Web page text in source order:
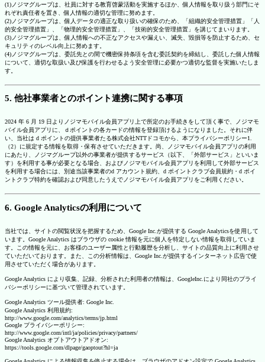
(1)ノジマグループは、社員に対する教育啓蒙活動を実施するほか、個人情報を取り扱う部門にそ
れぞれ責任者を置き、個人情報の適切な管理に努めます。
(2)ノジマグループは、個人データの適正な取り扱いの確保のため、「組織的安全管理措置」「人
的安全管理措置」、「物理的安全管理措置」、「技術的安全管理措置」を講じてまいります。
(3)ノジマグループは、個人情報への不正なアクセスや漏えい、滅失、毀損等を防止するため、セ
キュリティのレベル向上に努めます。
(4)ノジマグループは、委託先との間で機密保持条項を含む委託契約を締結し、委託した個人情報
について、適切な取扱い及び保護を行わせるよう安全管理に必要かつ適切な監督を実施いたしま
す。
5. 他社事業者とのポイント連携に関する事項
2024 年 6 月 19 日よりノジマモバイル会員アプリ上で所定のお手続きをして頂く事で、ノジマモ
バイル会員アプリに、ｄポイントの各カードの情報を登録頂けるようになりました。それに伴
い、当社は d ポイントの提供事業者たる株式会社NTTドコモから、本プライバシーポリシー1.
（2）に規定する情報を取得・保有させていただきます。尚、ノジマモバイル会員アプリの利用
にあたり、ノジマグループ以外の事業者が提供するサービス（以下、「外部サービス」といいま
す）を利用する事が必要となる場合、およびノジマモバイル会員アプリを利用して外部サービス
を利用する場合には、別途当該事業者のd アカウント規約、d ポイントクラブ会員規約・d ポイ
ントクラブ特約を確認および同意したうえでノジマモバイル会員アプリをご利用ください。
6. Google Analyticsの利用について
当社では、サイトの閲覧状況を把握するため、Google Inc.が提供する Google Analyticsを使用して
います。Google Analytics はブラウザの cookie 情報を元に個人を特定しない情報を取得していま
す。この情報を元に、お客様のユーザー属性と行動履歴を分析し、サイトの品質向上に利用させ
ていただいております。また、この分析情報は、Google Inc.が提供するインターネット広告で使
用させていただく場合があります。
Google Analytics により収集、記録、分析された利用者の情報は、GoogleInc.により同社のプライ
バシーポリシーに基づいて管理されています。
Google Analytics ツール提供者: Google Inc.
Google Analytics 利用規約:
http://www.google.com/analytics/terms/jp.html
Google プライバシーポリシー:
http://www.google.com/intl/ja/policies/privacy/partners/
Google Analytics オプトアウトアドオン:
https://tools.google.com/dlpage/gaoptout?hl=ja